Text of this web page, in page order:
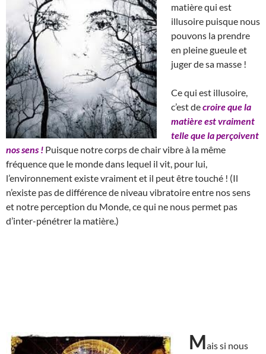
matière qui est
illusoire puisque nous
pouvons la prendre
en pleine gueule et
juger de sa masse !
Ce qui est illusoire,
c’est decroire que la
matière est vraiment
telle que la perçoivent
nos sens ! Puisque notre corps de chair vibre à la même
fréquence que le monde dans lequel il vit, pour lui,
l’environnement existe vraiment et il peut être touché ! (Il
n’existe pas de différence de niveau vibratoire entre nos sens
et notre perception du Monde, ce qui ne nous permet pas
d’inter-pénétrer la matière.)
Mais si nous